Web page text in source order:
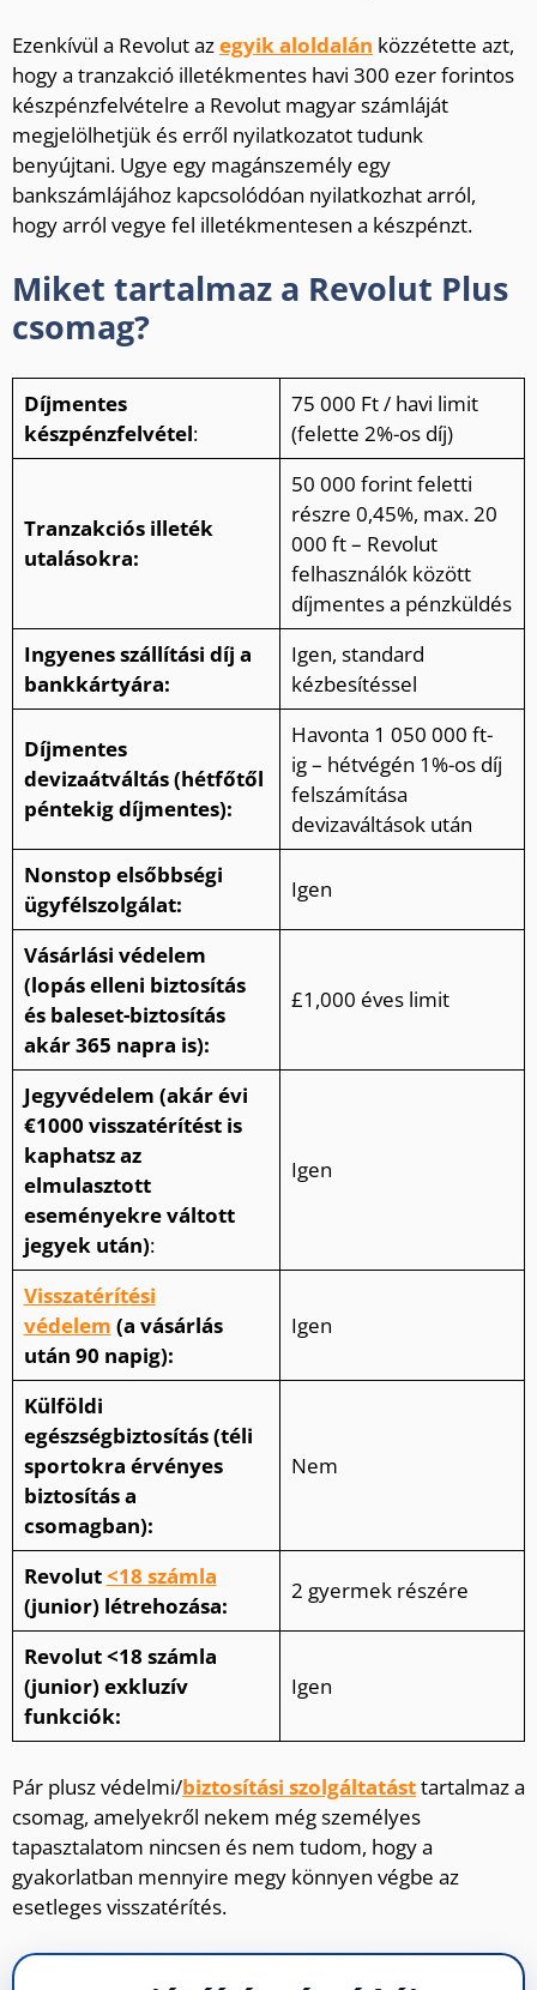
Ezenkívül a Revolut azegyik aloldalán közzétette azt,
hogy a tranzakció illetékmentes havi 300 ezer forintos
készpénzfelvételre a Revolut magyar számláját
megjelölhetjük és erről nyilatkozatot tudunk
benyújtani. Ugye egy magánszemély egy
bankszámlájához kapcsolódóan nyilatkozhat arról,
hogy arról vegye fel illetékmentesen a készpénzt.
Miket tartalmaz a Revolut Plus
csomag?
Díjmentes
készpénzfelvétel:
75 000 Ft / havi limit
(felette 2%-os díj)
Tranzakciós illeték
utalásokra:
50 000 forint feletti
részre 0,45%, max. 20
000 ft – Revolut
felhasználók között
díjmentes a pénzküldés
Ingyenes szállítási díj a
bankkártyára:
Igen, standard
kézbesítéssel
Díjmentes
devizaátváltás (hétfőtől
péntekig díjmentes):
Havonta 1 050 000 ft-
ig – hétvégén 1%-os díj
felszámítása
devizaváltások után
Nonstop elsőbbségi
ügyfélszolgálat:
Igen
Vásárlási védelem
(lopás elleni biztosítás
és baleset-biztosítás
akár 365 napra is):
£1,000 éves limit
Jegyvédelem (akár évi
€1000 visszatérítést is
kaphatsz az
elmulasztott
eseményekre váltott
jegyek után):
Igen
Visszatérítési
védelem (a vásárlás
után 90 napig):
Igen
Külföldi
egészségbiztosítás (téli
sportokra érvényes
biztosítás a
csomagban):
Nem
Revolut<18 számla
(junior) létrehozása:
2 gyermek részére
Revolut<18 számla
(junior) exkluzív
funkciók:
Igen
Pár plusz védelmi/biztosítási szolgáltatásttartalmaz a
csomag, amelyekről nekem még személyes
tapasztalatom nincsen és nem tudom, hogy a
gyakorlatban mennyire megy könnyen végbe az
esetleges visszatérítés.